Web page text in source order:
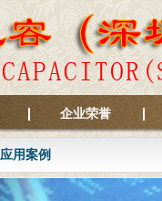
企业荣誉
应用案例